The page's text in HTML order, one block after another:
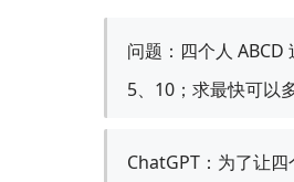
问题：四个人 ABCD
5、10；求最快可以
ChatGPT：为了让